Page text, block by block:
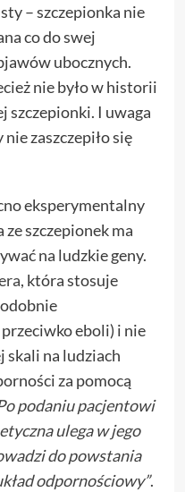
– szczepionka nie
co do swej
ubocznych.
nie było w historii
szczepionki. I uwaga
zaszczepiło się
eksperymentalny
szczepionek ma
na ludzkie geny.
, która stosuje
eboli) i nie
skali na ludziach
za pomocą
podaniu pacjentowi
ulega w jego
do powstania
odpornościowy”.